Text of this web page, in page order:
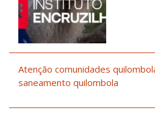
Atenção comunidades
saneamento quilombola